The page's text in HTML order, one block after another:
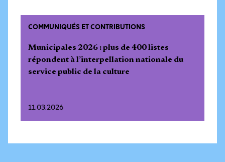
COMMUNIQUÉS ET CONTRIBUTIONS
Municipales 2026 : plus de 400 listes
répondent à l’interpellation nationale du
service public de la culture
11.03.2026